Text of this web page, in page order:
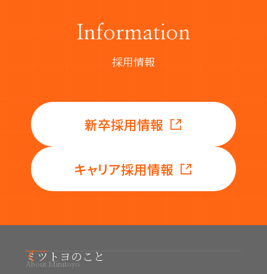
Information
採用情報
新卒採用情報
キャリア採用情報
ミツトヨのこと
About Mitutoyo